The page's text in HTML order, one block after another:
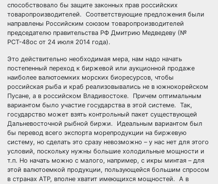
способствовало бы защите законных прав российских
товаропроизводителей. Соответствующие предложения были
направлены Российским союзом товаропроизводителей
председателю правительства РФ Дмитрию Медведеву (№
РСТ-48ос от 24 июля 2014 года).
Это действительно необходимая мера, нам надо начать
постепенный переход к биржевой или аукционной продаже
наиболее валютоемких морских биоресурсов, чтобы
российская рыба и краб реализовывались не в южнокорейском
Пусане, а в российском Владивостоке. Причем оптимальным
вариантом было участие государства в этой системе. Так,
государство может взять контрольный пакет существующей
Дальневосточной рыбной биржи. Идеальным вариантом был
бы перевод всего экспорта морепродукции на биржевую
систему, но сделать это сразу невозможно – у нас нет для этого
условий, поскольку нужны большие холодильные мощности и
т.п. Но начать можно с малого, например, с икры минтая – для
этой валютоемкой продукции, пользующейся большим спросом
в странах АТР, вполне хватит имеющихся мощностей. А в